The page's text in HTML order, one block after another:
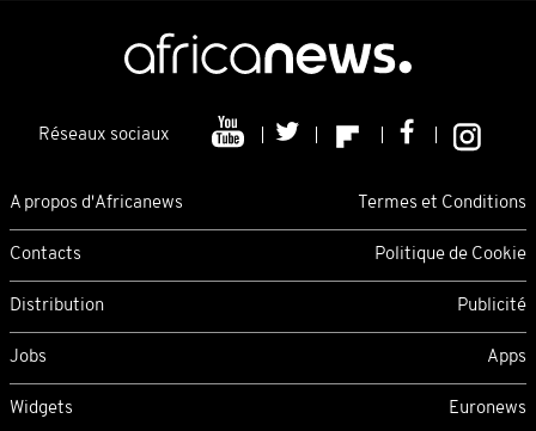
Réseaux sociaux
A propos d'Africanews Termes et Conditions
Contacts Politique de Cookie
Distribution Publicité
Jobs Apps
Widgets Euronews